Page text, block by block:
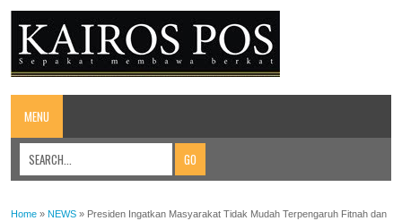
MENU
Home » NEWS » Presiden Ingatkan Masyarakat Tidak Mudah Terpengaruh Fitnah dan